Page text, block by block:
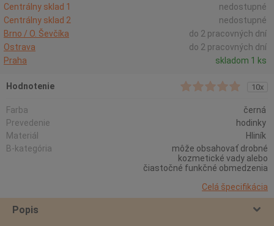
Centrálny sklad 1
nedostupné
Centrálny sklad 2
nedostupné
Brno / O. Ševčíka
do 2 pracovných dní
Ostrava
do 2 pracovných dní
Praha
skladom 1 ks
Hodnotenie 10x
Farba
černá
Prevedenie
hodinky
Materiál
Hliník
B-kategória
môže obsahovať drobné
kozmetické vady alebo
čiastočné funkčné obmedzenia
Celá špecifikácia
Popis